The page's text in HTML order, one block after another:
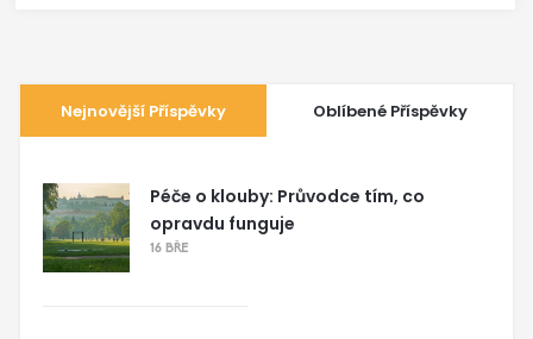
Nejnovější Příspěvky Oblíbené Příspěvky
Péče o klouby: Průvodce tím, co
opravdu funguje
16 BŘE